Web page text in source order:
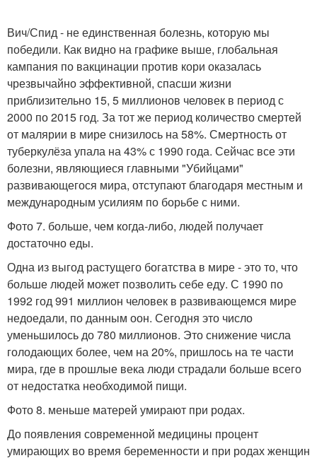
Вич/Спид - не единственная болезнь, которую мы
победили. Как видно на графике выше, глобальная
кампания по вакцинации против кори оказалась
чрезвычайно эффективной, спасши жизни
приблизительно 15, 5 миллионов человек в период с
2000 по 2015 год. За тот же период количество смертей
от малярии в мире снизилось на 58%. Смертность от
туберкулёза упала на 43% с 1990 года. Сейчас все эти
болезни, являющиеся главными "Убийцами"
развивающегося мира, отступают благодаря местным и
международным усилиям по борьбе с ними.
Фото 7. больше, чем когда-либо, людей получает
достаточно еды.
Одна из выгод растущего богатства в мире - это то, что
больше людей может позволить себе еду. С 1990 по
1992 год 991 миллион человек в развивающемся мире
недоедали, по данным оон. Сегодня это число
уменьшилось до 780 миллионов. Это снижение числа
голодающих более, чем на 20%, пришлось на те части
мира, где в прошлые века люди страдали больше всего
от недостатка необходимой пищи.
Фото 8. меньше матерей умирают при родах.
До появления современной медицины процент
умирающих во время беременности и при родах женщин